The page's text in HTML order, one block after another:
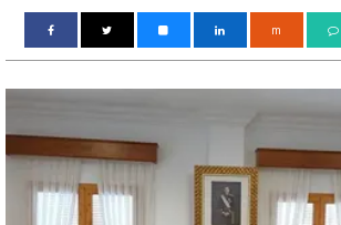
m